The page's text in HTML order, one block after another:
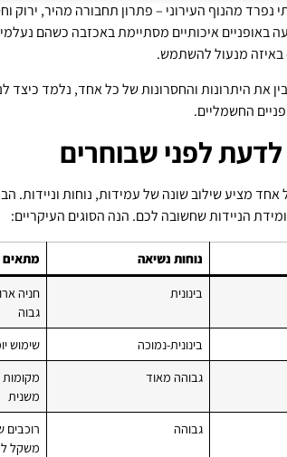
מהנוף העירוני – פתרון תחבורה מהיר, ירוק
באופניים איכותיים מסתיימת באכזבה כשהם
באיזה מנעול להשתמש.
את היתרונות והחסרונות של כל אחד, נלמד כיצד
החשמליים.
לפני שבוחרים
אחד מציע שילוב שונה של עמידות, נוחות וניידות.
הניידות שחשובה לכם. הנה הסוגים העיקריים:
נוחות נשיאה
בינונית
חניה
גבוה
בינונית-נמוכה
שימוש
גבוהה מאוד
מקומות
משנית
גבוהה
רוכבים
משקל